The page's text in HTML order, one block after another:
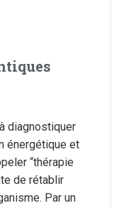
diagnostiquer
énergétique et
“thérapie
de rétablir
Par un